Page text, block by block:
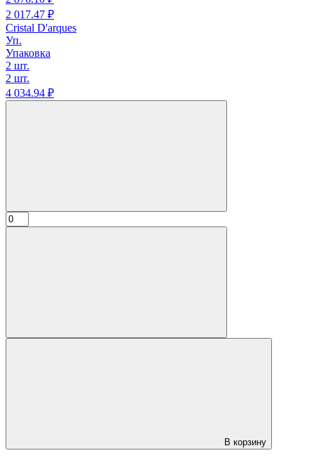
2 017.47 ₽
Cristal D'arques
Уп.
Упаковка
2 шт.
2 шт.
4 034.94 ₽
В корзину